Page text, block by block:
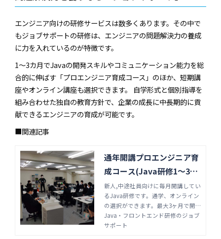
エンジニア向けの研修サービスは数多くあります。その中で
もジョブサポートの研修は、エンジニアの問題解決力の養成
に力を入れているのが特徴です。
1〜3カ月でJavaの開発スキルやコミュニケーション能力を総
合的に伸ばす「プロエンジニア育成コース」のほか、短期講
座やオンライン講座も選択できます。 自学形式と個別指導を
組み合わせた独自の教育方針で、企業の成長に中長期的に貢
献できるエンジニアの育成が可能です。
■関連記事
通年開講プロエンジニア育
成コース(Java研修1～3ヶ
月)
新人,中途社員向けに毎月開講してい
るJava研修です。通学、オンライン
の選択ができます。最大3ヶ月で開
発環境(言語、バージョンアップな
ど)に左右されない基礎知識、開発チ
Java・フロントエンド研修のジョブ
サポート